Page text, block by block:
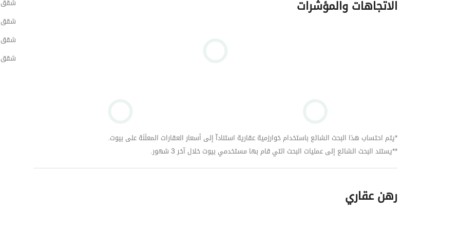
الاتجاهات والمؤشرات
*يتم احتساب هذا البحث الشائع باستخدام خوارزمية عقارية استناداّ إلى أسعار العقارات المعلَنَة على بيوت.
**يستند البحث الشائع إلى عمليات البحث التي قام بها مستخدمي بيوت خلال آخر 3 شهور.
رهن عقاري
شقق
شقق
شقق
شقق